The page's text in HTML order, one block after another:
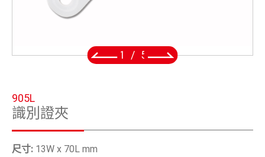
2 / 5
905L
識別證夾
尺寸: 13W x 70L mm
關於安慶
電子型錄